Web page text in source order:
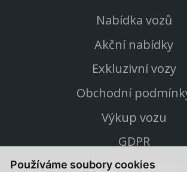
Používáme soubory cookies
Nabídka vozů
Akční nabídky
Exkluzivní vozy
Obchodní
Výkup vozu
GDPR
Proč vůz od nás